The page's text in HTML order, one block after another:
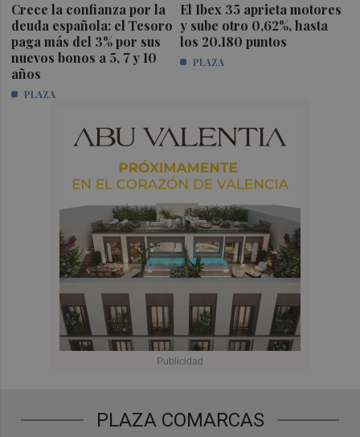
Crece la confianza por la
deuda española: el Tesoro
paga más del 3% por sus
nuevos bonos a 5, 7 y 10
años
PLAZA
El Ibex 35 aprieta motores
y sube otro 0,62%, hasta
los 20.180 puntos
PLAZA
PLAZA COMARCAS